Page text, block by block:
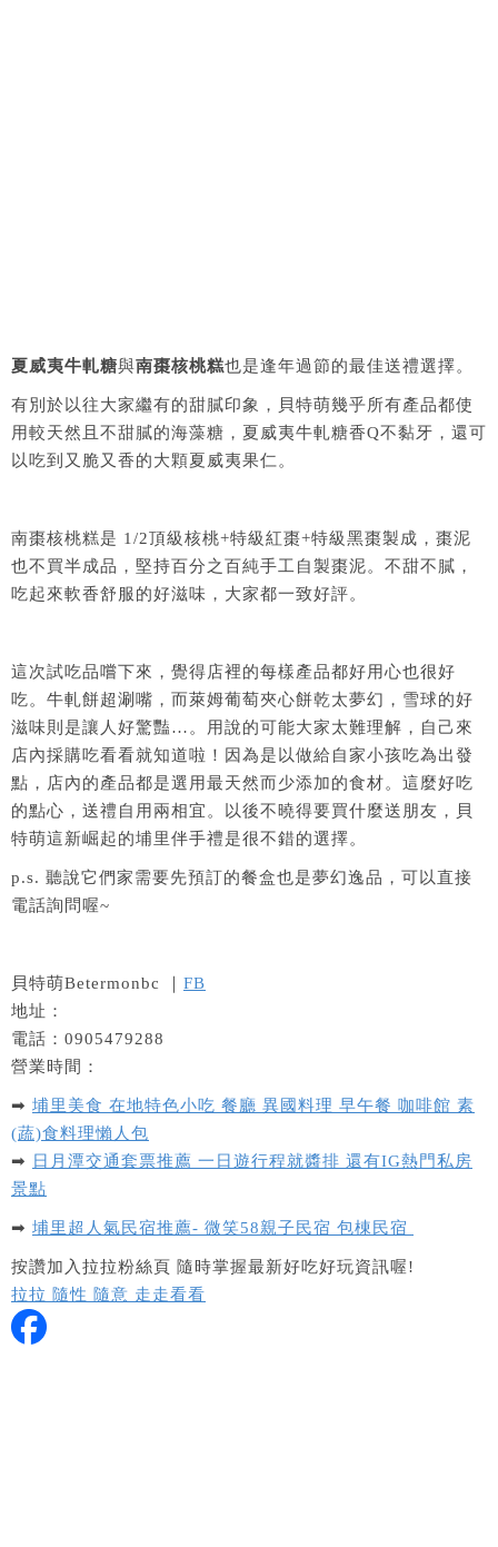
夏威夷牛軋糖與南棗核桃糕也是逢年過節的最佳送禮選擇。
有別於以往大家繼有的甜膩印象，貝特萌幾乎所有產品都使
用較天然且不甜膩的海藻糖，夏威夷牛軋糖香Q不黏牙，還可
以吃到又脆又香的大顆夏威夷果仁。
南棗核桃糕是 1/2頂級核桃+特級紅棗+特級黑棗製成，棗泥
也不買半成品，堅持百分之百純手工自製棗泥。不甜不膩，
吃起來軟香舒服的好滋味，大家都一致好評。
這次試吃品嚐下來，覺得店裡的每樣產品都好用心也很好
吃。牛軋餅超涮嘴，而萊姆葡萄夾心餅乾太夢幻，雪球的好
滋味則是讓人好驚豔…。用說的可能大家太難理解，自己來
店內採購吃看看就知道啦！因為是以做給自家小孩吃為出發
點，店內的產品都是選用最天然而少添加的食材。這麼好吃
的點心，送禮自用兩相宜。以後不曉得要買什麼送朋友，貝
特萌這新崛起的埔里伴手禮是很不錯的選擇。
p.s. 聽說它們家需要先預訂的餐盒也是夢幻逸品，可以直接
電話詢問喔~
貝特萌Betermonbc ｜ FB
地址：
電話：0905479288
營業時間：
➡ 埔里美食 在地特色小吃 餐廳 異國料理 早午餐 咖啡館 素
(蔬)食料理懶人包
➡
日月潭交通套票推薦 一日遊行程就醬排 還有IG熱門私房
景點
➡ 埔里超人氣民宿推薦- 微笑58親子民宿 包棟民宿
按讚加入拉拉粉絲頁 隨時掌握最新好吃好玩資訊喔!
拉拉 隨性 隨意 走走看看